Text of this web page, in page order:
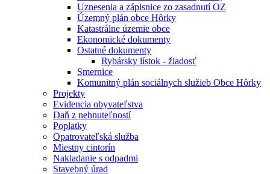
Uznesenia a zápisnice zo zasadnutí OZ
Územný plán obce Hôrky
Katastrálne územie obce
Ekonomické dokumenty
Ostatné dokumenty
Rybársky lístok - žiadosť
Smernice
Komunitný plán sociálnych služieb Obce Hôrky
Projekty
Evidencia obyvateľstva
Daň z nehnuteľností
Poplatky
Opatrovateľská služba
Miestny cintorín
Nakladanie s odpadmi
Stavebný úrad